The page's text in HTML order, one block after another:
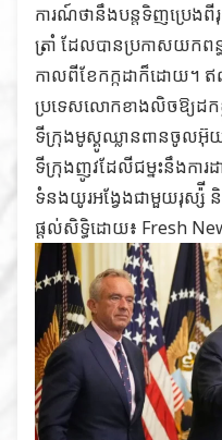
ការណ៍ថានឹងបន្តទិញប្រេងពី
ត្រាំ ដែលបានប្រកាសយក
កាលពីខែកក្កដាក៏ដោយ។ ឥ
ប្រទេសលោកខាងលិចឱ្យដក
ទីក្រុងមូស្គូឈ្លានពានចូលអ៊ុ
ទីក្រុងញូវដែលីជម្នះនឹងកា
ទំនងយូរអង្វែងជាមួយរុស្ស៉ី និ
ផ្ដល់សិទ្ធិដោយ៖ Fresh